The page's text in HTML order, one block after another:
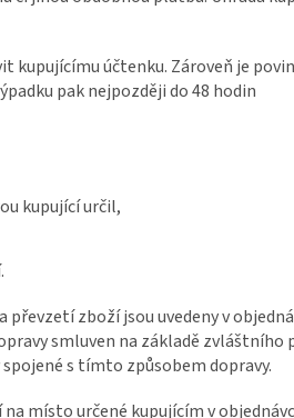
kupujícímu účtenku. Zároveň je
pak nejpozději do 48 hodin
kupující určil,
zboží jsou uvedeny v
smluven na základě zvláštního
s tímto způsobem dopravy.
místo určené kupujícím v